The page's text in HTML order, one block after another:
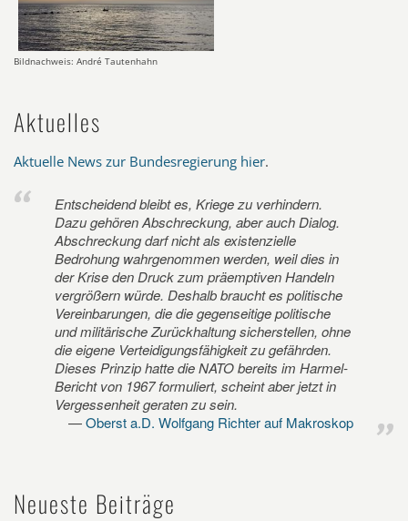
Bildnachweis: André Tautenhahn
Aktuelles
Aktuelle News zur Bundesregierung hier.
Entscheidend bleibt es, Kriege zu verhindern.
Dazu gehören Abschreckung, aber auch Dialog.
Abschreckung darf nicht als existenzielle
Bedrohung wahrgenommen werden, weil dies in
der Krise den Druck zum präemptiven Handeln
vergrößern würde. Deshalb braucht es politische
Vereinbarungen, die die gegenseitige politische
und militärische Zurückhaltung sicherstellen, ohne
die eigene Verteidigungsfähigkeit zu gefährden.
Dieses Prinzip hatte die NATO bereits im Harmel-
Bericht von 1967 formuliert, scheint aber jetzt in
Vergessenheit geraten zu sein.
Oberst a.D. Wolfgang Richter auf Makroskop
Neueste Beiträge